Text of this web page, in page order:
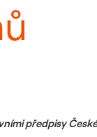
předpisy